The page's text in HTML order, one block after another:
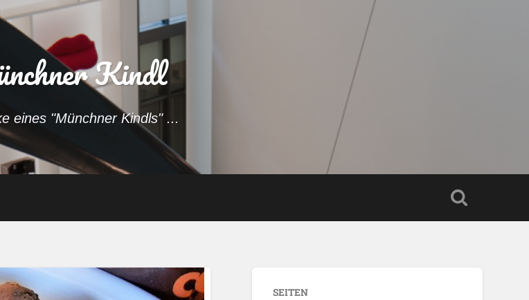
Kindl
eines "Münchner Kindls" ...
SEITEN